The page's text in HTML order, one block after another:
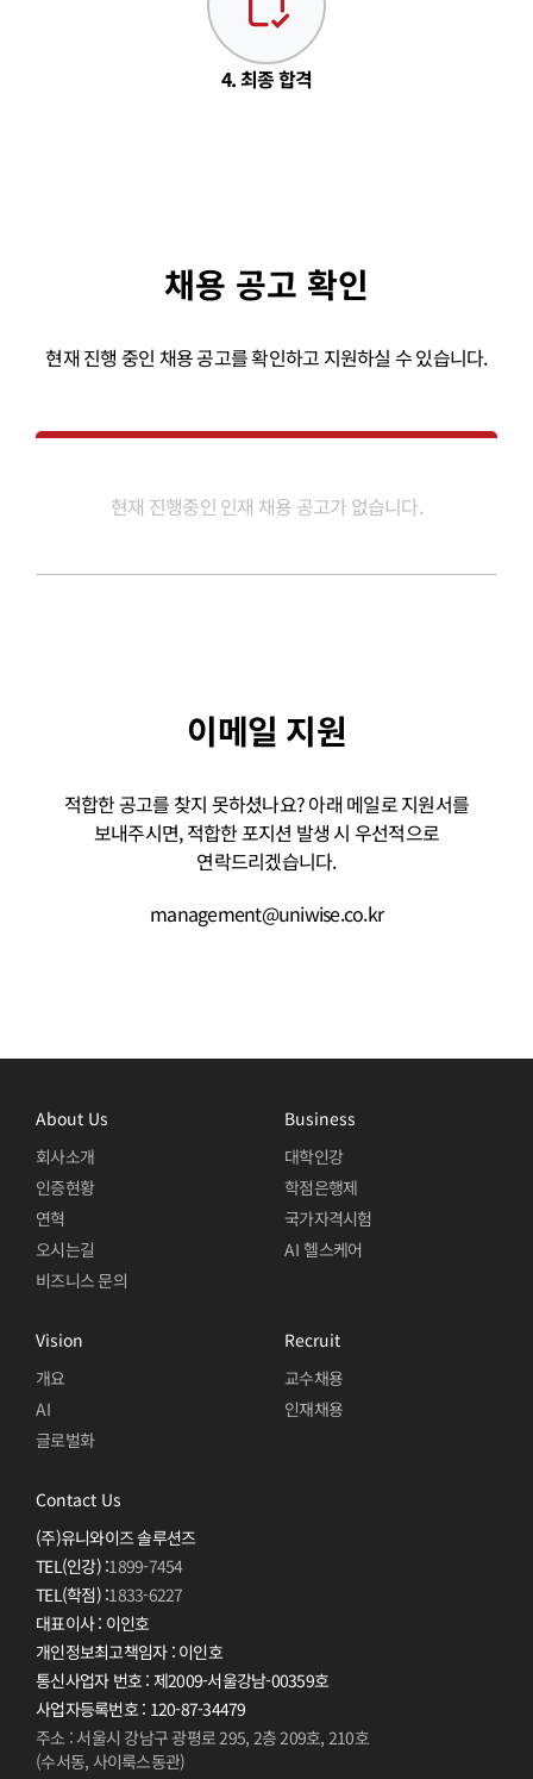
4. 최종 합격
채용 공고 확인
현재 진행 중인 채용 공고를 확인하고 지원하실 수 있습니다.
현재 진행중인 인재 채용 공고가 없습니다.
이메일 지원
적합한 공고를 찾지 못하셨나요? 아래 메일로 지원서를
보내주시면, 적합한 포지션 발생 시 우선적으로
연락드리겠습니다.
management@uniwise.co.kr
About Us
회사소개
인증현황
연혁
오시는길
비즈니스 문의
Business
대학인강
학점은행제
국가자격시험
AI 헬스케어
Vision
개요
AI
글로벌화
Recruit
교수채용
인재채용
Contact Us
(주)유니와이즈 솔루션즈
TEL(인강) :1899-7454
TEL(학점) :1833-6227
대표이사 : 이인호
개인정보최고책임자 : 이인호
통신사업자 번호 : 제2009-서울강남-00359호
사업자등록번호 : 120-87-34479
주소 : 서울시 강남구 광평로 295, 2층 209호, 210호
(수서동, 사이룩스동관)